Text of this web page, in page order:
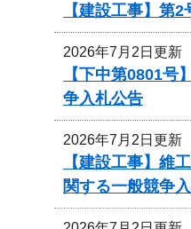
【建設工事】第
2026年7月2日更新
【下中第0801
争入札公告
2026年7月2日更新
【建設工事】維
関する一般競争